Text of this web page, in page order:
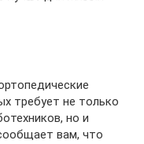
требует не только
но и
вам, что